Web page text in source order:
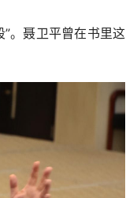
，2000年聂卫平和